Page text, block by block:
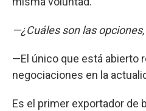
—¿Cuáles son las
—El único que está abierto
negociaciones en la
Es el primer exportador de